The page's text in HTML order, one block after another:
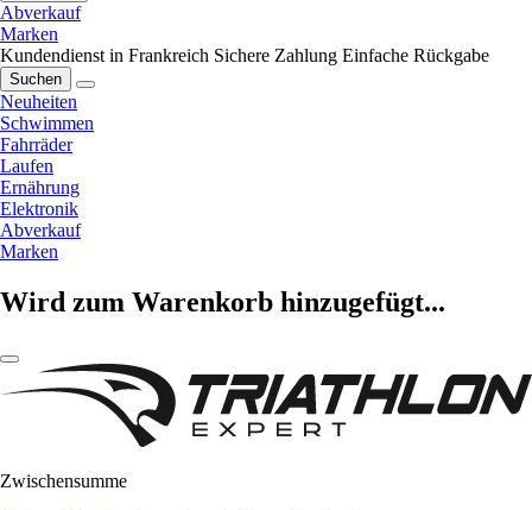
Abverkauf
Marken
Kundendienst in Frankreich Sichere Zahlung Einfache Rückgabe
Suchen
Neuheiten
Schwimmen
Fahrräder
Laufen
Ernährung
Elektronik
Abverkauf
Marken
Wird zum Warenkorb hinzugefügt...
Zwischensumme